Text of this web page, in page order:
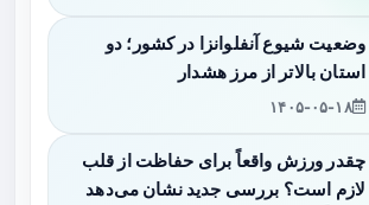
وضعیت شیوع آنفلوانزا در کشور؛ دو
استان بالاتر از مرز هشدار
۱۴۰۵-۰۵-۱۸
چقدر ورزش واقعاً برای حفاظت از قلب
لازم است؟ بررسی جدید نشان می‌دهد